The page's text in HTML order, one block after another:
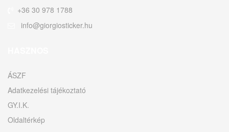
+36 30 978 1788
info@giorgiosticker.hu
ÁSZF
Adatkezelési tájékoztató
GY.I.K.
Oldaltérkép